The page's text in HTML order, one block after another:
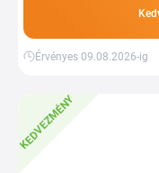
Érvényes 09.08.2026-ig
KEDVEZMÉNY